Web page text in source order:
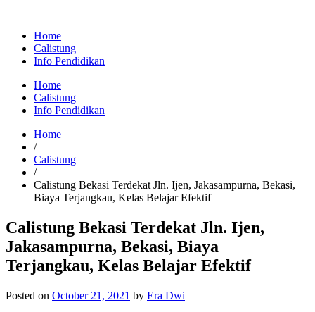
Home
Calistung
Info Pendidikan
Home
Calistung
Info Pendidikan
Home
/
Calistung
/
Calistung Bekasi Terdekat Jln. Ijen, Jakasampurna, Bekasi,
Biaya Terjangkau, Kelas Belajar Efektif
Calistung Bekasi Terdekat Jln. Ijen,
Jakasampurna, Bekasi, Biaya
Terjangkau, Kelas Belajar Efektif
Posted on October 21, 2021 by Era Dwi